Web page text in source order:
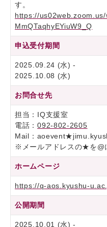
す。
https://
MmQTaqhyEYiuW9_Q
申込受付期間
2025.09.24 (水) -
2025.10.08 (水)
お問合せ先
担当：IQ支援室
電話：092-802-2605
Mail：
※メールアドレスの★を@
ホームページ
https://q-aos.kyushu-
公開期間
2025.10.01 (水) -